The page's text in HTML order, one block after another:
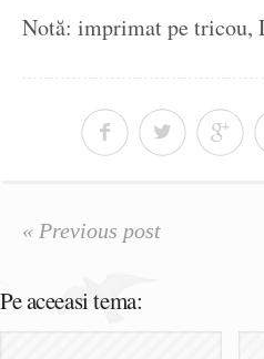
Notă: imprimat pe tricou,
« Previous post
Pe aceeasi tema: